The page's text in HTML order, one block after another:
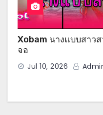
Xobam นางแบบสาว
จอ
Jul 10, 2026